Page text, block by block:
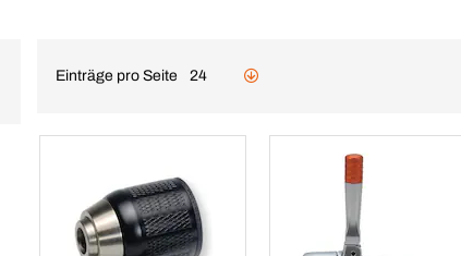
Einträge pro Seite 24